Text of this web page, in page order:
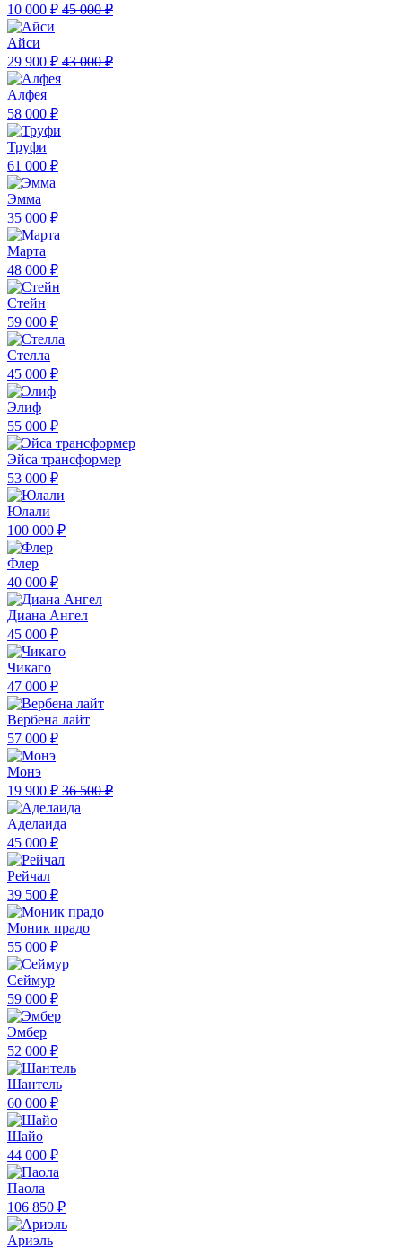
10 000 ₽ 45 000 ₽
Айси
29 900 ₽ 43 000 ₽
Алфея
58 000 ₽
Труфи
61 000 ₽
Эмма
35 000 ₽
Марта
48 000 ₽
Стейн
59 000 ₽
Стелла
45 000 ₽
Элиф
55 000 ₽
Эйса трансформер
53 000 ₽
Юлали
100 000 ₽
Флер
40 000 ₽
Диана Ангел
45 000 ₽
Чикаго
47 000 ₽
Вербена лайт
57 000 ₽
Монэ
19 900 ₽ 36 500 ₽
Аделаида
45 000 ₽
Рейчал
39 500 ₽
Моник прадо
55 000 ₽
Сеймур
59 000 ₽
Эмбер
52 000 ₽
Шантель
60 000 ₽
Шайо
44 000 ₽
Паола
106 850 ₽
Ариэль